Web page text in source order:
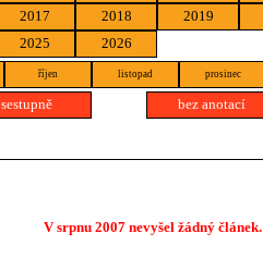
2017 2018 2019
2025 2026
říjen listopad prosinec
sestupně bez anotací
V srpnu 2007 nevyšel žádný článek.